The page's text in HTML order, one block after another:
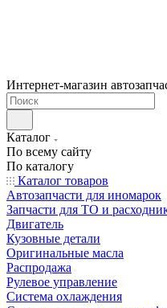
Интернет-магазин
Каталог
По всему сайту
По каталогу
Каталог товаров
Автозапчасти для иномарок
Запчасти для ТО и
Двигатель
Кузовные детали
Оригинальные масла
Распродажа
Рулевое управление
Система охлаждения